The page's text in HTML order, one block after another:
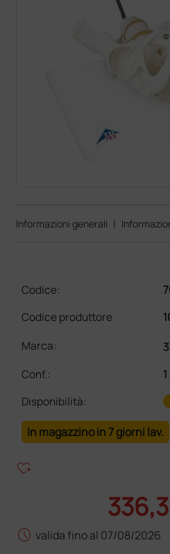
Informazioni generali |
Codice:
Codice produttore
Marca:
Conf.:
Disponibilità:
In magazzino in 7 giorni lav.
heart_plus
schedule valida fino al 07/08/2026